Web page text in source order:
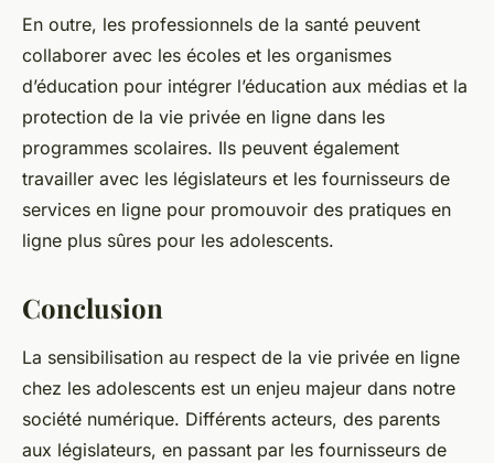
En outre, les professionnels de la santé peuvent
collaborer avec les écoles et les organismes
d’éducation pour intégrer l’éducation aux médias et la
protection de la vie privée en ligne dans les
programmes scolaires. Ils peuvent également
travailler avec les législateurs et les fournisseurs de
services en ligne pour promouvoir des pratiques en
ligne plus sûres pour les adolescents.
Conclusion
La sensibilisation au respect de la vie privée en ligne
chez les adolescents est un enjeu majeur dans notre
société numérique. Différents acteurs, des parents
aux législateurs, en passant par les fournisseurs de